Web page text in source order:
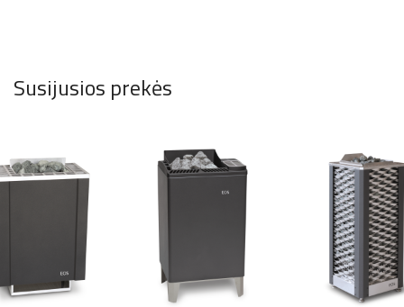
Susijusios prekės